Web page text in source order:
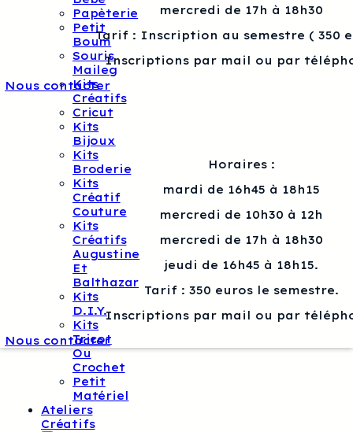
Papèterie
Petit
Boum
Souris
Maileg
Kits
Créatifs
Cricut
Kits
Bijoux
Kits
Broderie
Kits
Créatif
Couture
Kits
Créatifs
Augustine
Et
Balthazar
Kits
D.I.Y.
Kits
Tricot
Ou
Crochet
Petit
Matériel
Ateliers
Créatifs
mercredi de 17h à 18h30
Tarif : Inscription au semestre ( 350
Inscriptions par mail ou par
Nous contacter
Horaires :
mardi de 16h45 à 18h15
mercredi de 10h30 à 12h
mercredi de 17h à 18h30
jeudi de 16h45 à 18h15.
Tarif : 350 euros le semestre.
Inscriptions par mail ou par
Nous contacter